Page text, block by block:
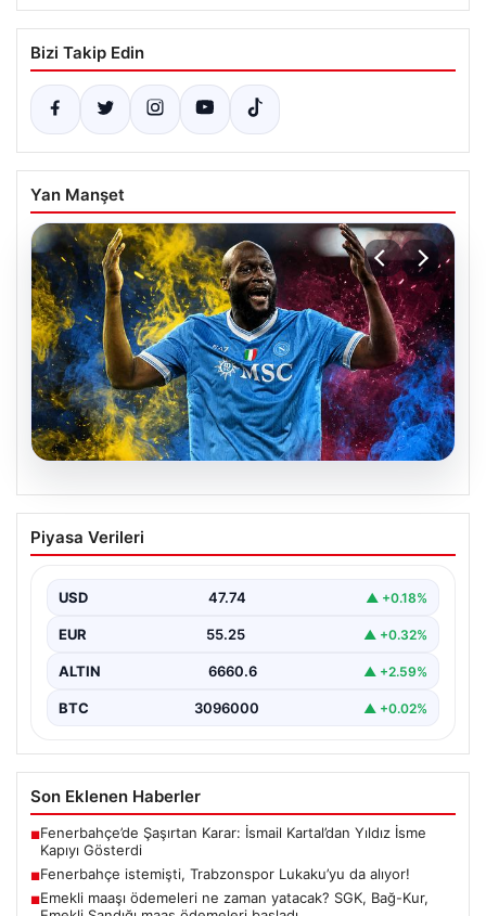
Bizi Takip Edin
Yan Manşet
07.08.2026
Fenerbahçe istemişti, Trabzonspor
Lukaku’yu da alıyor!
Piyasa Verileri
USD 47.74 ▲ +0.18%
EUR 55.25 ▲ +0.32%
ALTIN 6660.6 ▲ +2.59%
BTC 3096000 ▲ +0.02%
Son Eklenen Haberler
■Fenerbahçe’de Şaşırtan Karar: İsmail Kartal’dan Yıldız İsme
Kapıyı Gösterdi
■Fenerbahçe istemişti, Trabzonspor Lukaku’yu da alıyor!
■Emekli maaşı ödemeleri ne zaman yatacak? SGK, Bağ-Kur,